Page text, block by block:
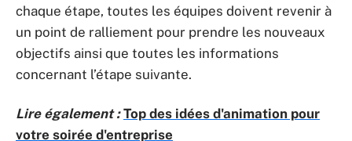
chaque étape, toutes les équipes doivent revenir à
un point de ralliement pour prendre les nouveaux
objectifs ainsi que toutes les informations
concernant l’étape suivante.
Lire également : Top des idées d'animation pour
votre soirée d'entreprise